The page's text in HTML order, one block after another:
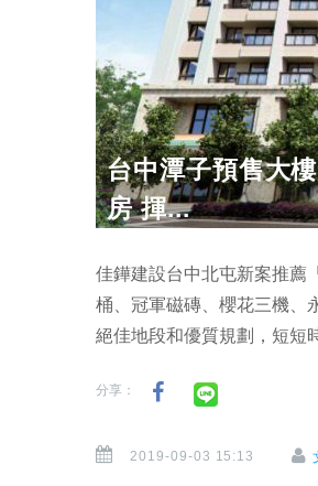
台中潭子預售大
房 揮...
佳鏵建設台中北屯新案推薦
桶、冠軍磁磚、櫻花三機、
絕佳地段和優質規劃，短短
分享：
2019-09-03 15:13